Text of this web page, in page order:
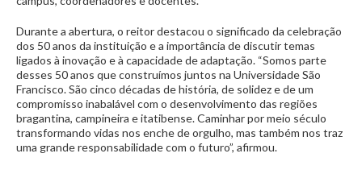
Durante a abertura, o reitor destacou o significado da celebração
dos 50 anos da instituição e a importância de discutir temas
ligados à inovação e à capacidade de adaptação. “Somos parte
desses 50 anos que construímos juntos na Universidade São
Francisco. São cinco décadas de história, de solidez e de um
compromisso inabalável com o desenvolvimento das regiões
bragantina, campineira e itatibense. Caminhar por meio século
transformando vidas nos enche de orgulho, mas também nos traz
uma grande responsabilidade com o futuro”, afirmou.